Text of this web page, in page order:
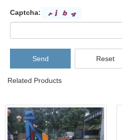
Captcha:
Send Reset
Related Products